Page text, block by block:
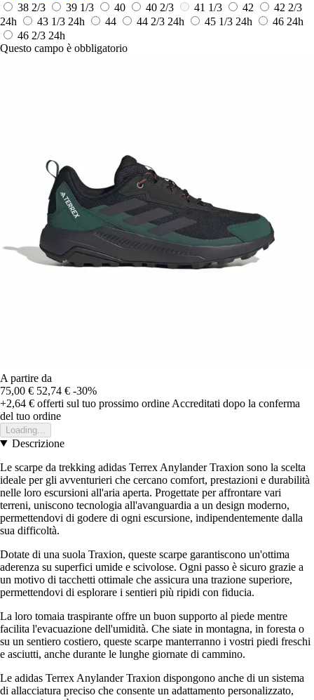
38 2/3
39 1/3 40 40 2/3 41 1/3 42
42 2/3
24h
43 1/3 24h 44 44 2/3 24h 45 1/3 24h 46 24h
46 2/3 24h
Questo campo è obbligatorio
A partire da
75,00 € 52,74 € -30%
+2,64 € offerti sul tuo prossimo ordine Accreditati dopo la conferma
del tuo ordine
Loading...
Descrizione
Le scarpe da trekking adidas Terrex Anylander Traxion sono la scelta
ideale per gli avventurieri che cercano comfort, prestazioni e durabilità
nelle loro escursioni all'aria aperta. Progettate per affrontare vari
terreni, uniscono tecnologia all'avanguardia a un design moderno,
permettendovi di godere di ogni escursione, indipendentemente dalla
sua difficoltà.
Dotate di una suola Traxion, queste scarpe garantiscono un'ottima
aderenza su superfici umide e scivolose. Ogni passo è sicuro grazie a
un motivo di tacchetti ottimale che assicura una trazione superiore,
permettendovi di esplorare i sentieri più ripidi con fiducia.
La loro tomaia traspirante offre un buon supporto al piede mentre
facilita l'evacuazione dell'umidità. Che siate in montagna, in foresta o
su un sentiero costiero, queste scarpe manterranno i vostri piedi freschi
e asciutti, anche durante le lunghe giornate di cammino.
Le adidas Terrex Anylander Traxion dispongono anche di un sistema
di allacciatura preciso che consente un adattamento personalizzato,